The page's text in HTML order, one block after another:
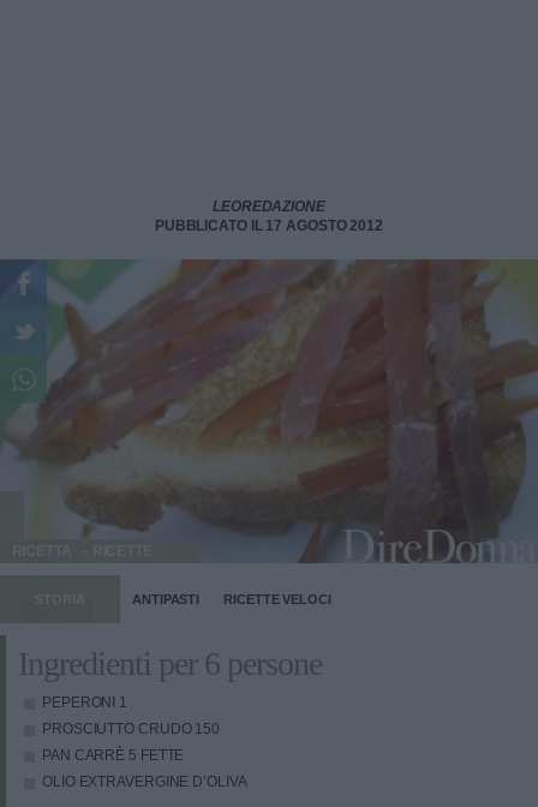
LEOREDAZIONE
PUBBLICATO IL 17 AGOSTO 2012
RICETTA
STORIA ANTIPASTI RICETTE VELOCI
Ingredienti per 6 persone
PEPERONI 1
PROSCIUTTO CRUDO 150
PAN CARRÈ 5 FETTE
OLIO EXTRAVERGINE D’OLIVA